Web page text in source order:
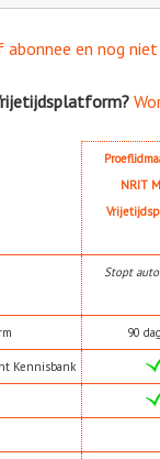
abonnee en nog
NRIT
Stopt
90
Kennisbank